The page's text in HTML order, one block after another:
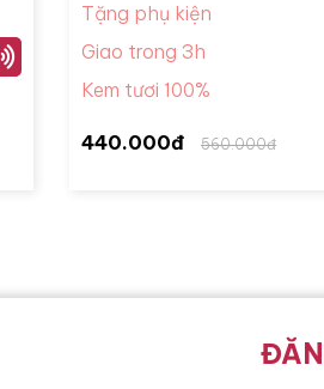
Tặng phụ kiện
Giao trong 3h
Kem tươi 100%
440.000đ 560.000đ